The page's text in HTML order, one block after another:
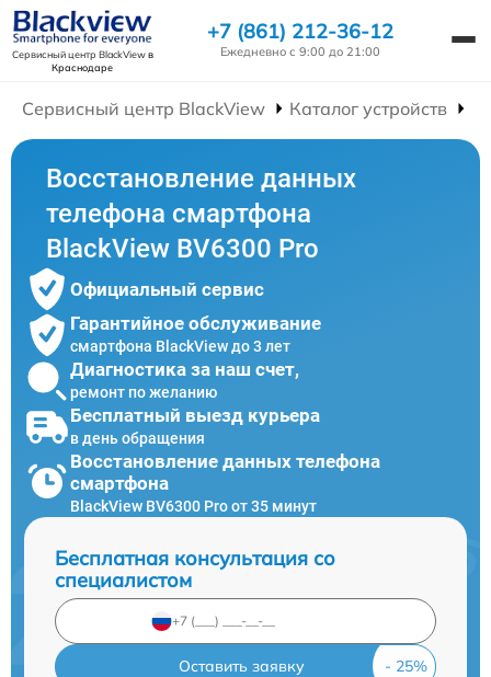
Сервисный центр BlackViewв
Краснодаре
+7 (861) 212-36-12
Ежедневно с 9:00 до 21:00
Сервисный центр BlackView Каталог устройств
Восстановление данных
телефона смартфона
BlackView BV6300 Pro
Официальный сервис
Гарантийное обслуживание
смартфона BlackView до 3 лет
Диагностика за наш счет,
ремонт по желанию
Бесплатный выезд курьера
в день обращения
Восстановление данных телефона
смартфона
BlackView BV6300 Pro от 35 минут
Бесплатная консультация со
специалистом
Оставить заявку